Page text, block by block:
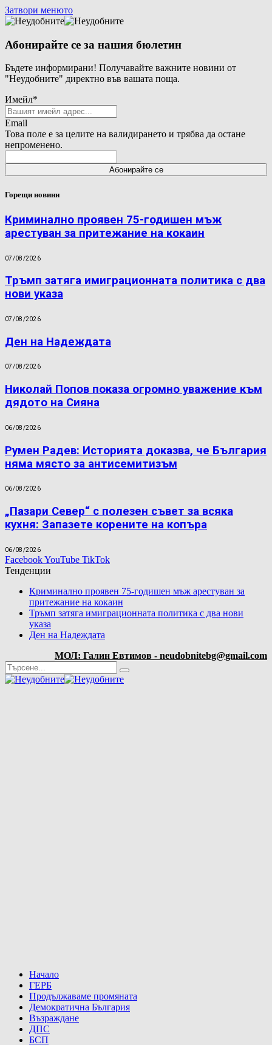
Затвори менюто
Абонирайте се за нашия бюлетин
Бъдете информирани! Получавайте важните новини от
"Неудобните" директно във вашата поща.
Имейл*
Email
Това поле е за целите на валидирането и трябва да остане
непроменено.
Горещи новини
Криминално проявен 75-годишен мъж
арестуван за притежание на кокаин
07/08/2026
Тръмп затяга имиграционната политика с два
нови указа
07/08/2026
Ден на Надеждата
07/08/2026
Николай Попов показа огромно уважение към
дядото на Сияна
06/08/2026
Румен Радев: Историята доказва, че България
няма място за антисемитизъм
06/08/2026
„Пазари Север“ с полезен съвет за всяка
кухня: Запазете корените на копъра
06/08/2026
FacebookYouTube TikTok
Тенденции
Криминално проявен 75-годишен мъж арестуван за
притежание на кокаин
Тръмп затяга имиграционната политика с два нови
указа
Ден на Надеждата
МОЛ: Галин Евтимов - neudobnitebg@gmail.com
Начало
ГЕРБ
Продължаваме промяната
Демократична България
Възраждане
ДПС
БСП